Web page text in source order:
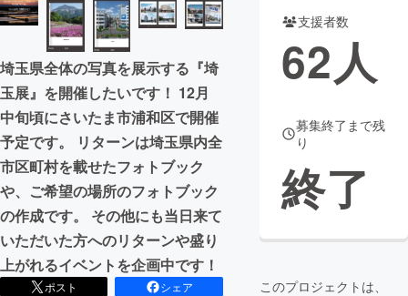
埼玉県全体の写真を展示する『埼
玉展』を開催したいです！ 12月
中旬頃にさいたま市浦和区で開催
予定です。 リターンは埼玉県内全
市区町村を載せたフォトブック
や、ご希望の場所のフォトブック
の作成です。 その他にも当日来て
いただいた方へのリターンや盛り
上がれるイベントを企画中です！
ポスト
シェア
支援者数
62人
募集終了まで残
り
終了
このプロジェクトは、